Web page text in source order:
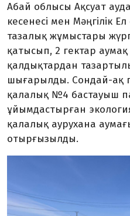
Абай облысы Ақсуат
кесенесі мен Мәңгілік
тазалық жұмыстары
қатысып, 2 гектар
қалдықтардан
шығарылды. Сондай-ақ
қалалық №4 бастауыш
ұйымдастырған
қалалық аурухана
отырғызылды.